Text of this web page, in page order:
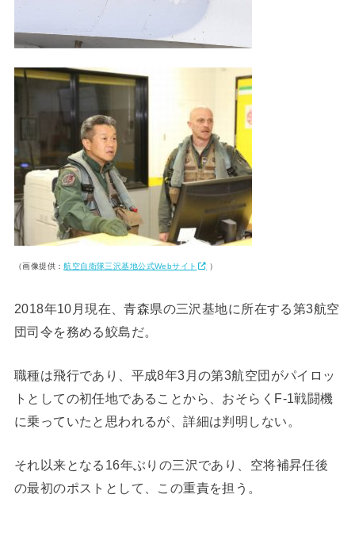
（画像提供：航空自衛隊三沢基地公式Webサイト ）
2018年10月現在、青森県の三沢基地に所在する第3航空
団司令を務める鮫島だ。
職種は飛行であり、平成8年3月の第3航空団がパイロッ
トとしての初任地であることから、おそらくF-1戦闘機
に乗っていたと思われるが、詳細は判明しない。
それ以来となる16年ぶりの三沢であり、空将補昇任後
の最初のポストとして、この重責を担う。